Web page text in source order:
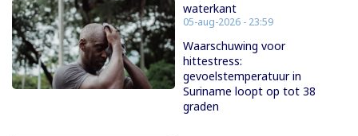
waterkant
05-aug-2026 - 23:59
Waarschuwing voor
hittestress:
gevoelstemperatuur in
Suriname loopt op tot 38
graden